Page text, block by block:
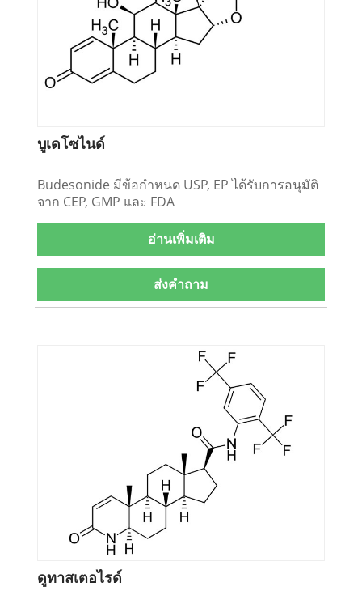
บูเดโซไนด์
Budesonide มีข้อกำหนด USP, EP ได้รับการอนุมัติ
จาก CEP, GMP และ FDA
อ่านเพิ่มเติม
ส่งคำถาม
ดูทาสเตอไรด์